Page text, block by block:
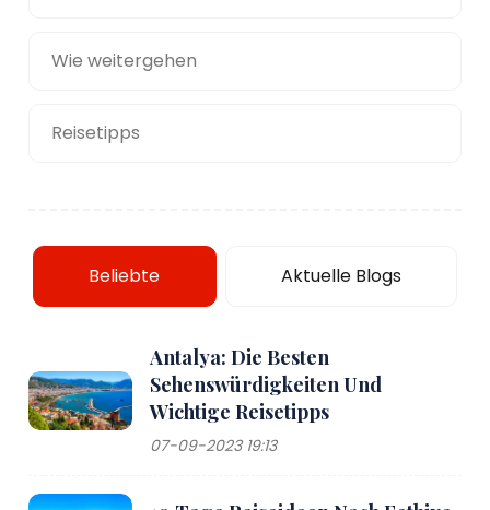
Wie weitergehen
Reisetipps
Beliebte Aktuelle Blogs
Antalya: Die Besten
Sehenswürdigkeiten Und
Wichtige Reisetipps
07-09-2023 19:13